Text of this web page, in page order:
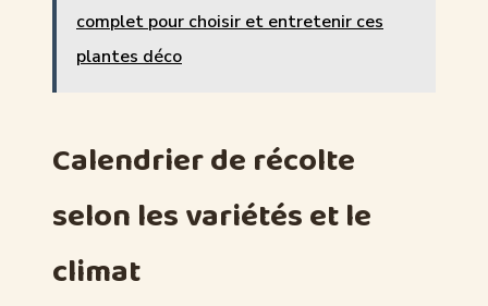
complet pour choisir et entretenir ces
plantes déco
Calendrier de récolte
selon les variétés et le
climat